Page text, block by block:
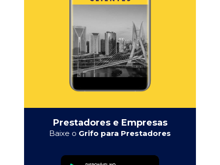
Prestadores e Empresas
Baixe o Grifo para Prestadores